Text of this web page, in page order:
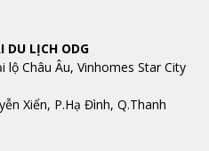
DU LỊCH ODG
lộ Châu Âu, Vinhomes Star City
Xiển, P.Hạ Đình, Q.Thanh